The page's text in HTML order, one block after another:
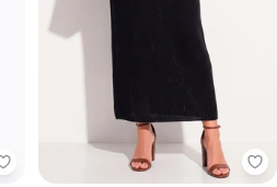
Quintess - Saia Midi (Verde